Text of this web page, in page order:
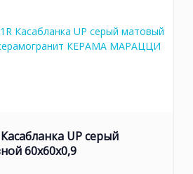
UP серый
60x60x0,9